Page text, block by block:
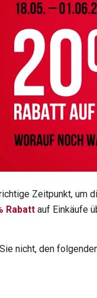
Zeitpunkt, um
Rabatt auf Einkäufe
nicht, den